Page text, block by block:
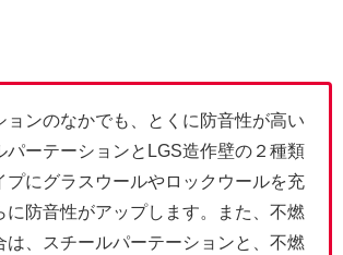
ョンのなかでも、とくに防音性が高い
パーテーションとLGS造作壁の２種類
プにグラスウールやロックウールを充
に防音性がアップします。また、不燃
は、スチールパーテーションと、不燃